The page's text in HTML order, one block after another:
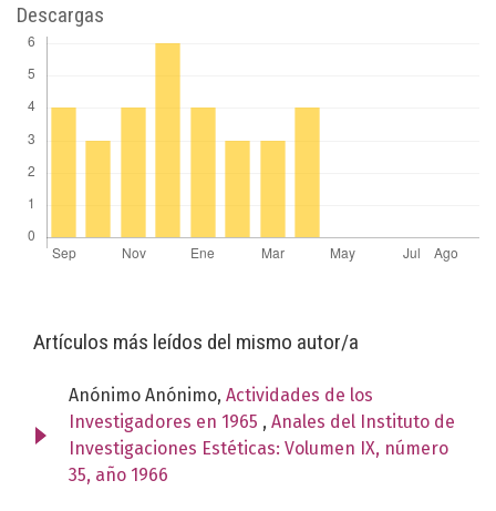
Descargas
Artículos más leídos del mismo autor/a
Anónimo Anónimo, Actividades de los
Investigadores en 1965 , Anales del Instituto de
Investigaciones Estéticas: Volumen IX, número
35, año 1966